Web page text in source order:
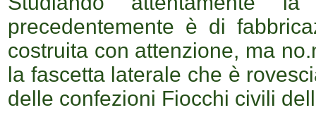
precedentemente è di
costruita con attenzione, ma
la fascetta laterale che è
delle confezioni Fiocchi civili